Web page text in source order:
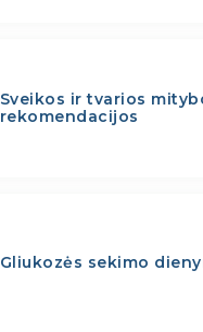
Sveikos ir tvarios
rekomendacijos
Gliukozės sekimo